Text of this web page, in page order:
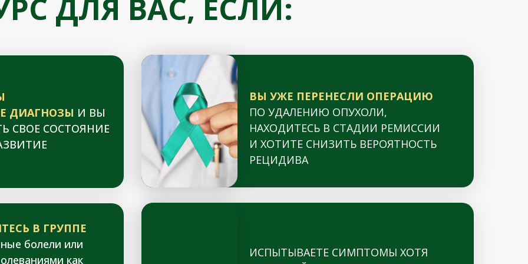
ДИАГНОЗЫ И ВЫ
СВОЕ СОСТОЯНИЕ
ВЫ УЖЕ ПЕРЕНЕСЛИ ОПЕРАЦИЮ
ПО УДАЛЕНИЮ ОПУХОЛИ,
НАХОДИТЕСЬ В СТАДИИ РЕМИССИИ
И ХОТИТЕ СНИЗИТЬ ВЕРОЯТНОСТЬ
РЕЦИДИВА
ДЛЯ ВАС, ЕСЛИ:
В ГРУППЕ
болели или
как
ИСПЫТЫВАЕТЕ СИМПТОМЫ ХОТЯ